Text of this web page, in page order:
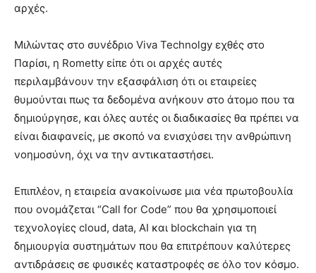
αρχές.
Μιλώντας στο συνέδριο Viva Technolgy εχθές στο
Παρίσι, η Rometty είπε ότι οι αρχές αυτές
περιλαμβάνουν την εξασφάλιση ότι οι εταιρείες
θυμούνται πως τα δεδομένα ανήκουν στο άτομο που τα
δημιούργησε, και όλες αυτές οι διαδικασίες θα πρέπει να
είναι διαφανείς, με σκοπό να ενισχύσει την ανθρώπινη
νοημοσύνη, όχι να την αντικαταστήσει.
Επιπλέον, η εταιρεία ανακοίνωσε μια νέα πρωτοβουλία
που ονομάζεται “Call for Code” που θα χρησιμοποιεί
τεχνολογίες cloud, data, AI και blockchain για τη
δημιουργία συστημάτων που θα επιτρέπουν καλύτερες
αντιδράσεις σε φυσικές καταστροφές σε όλο τον κόσμο.